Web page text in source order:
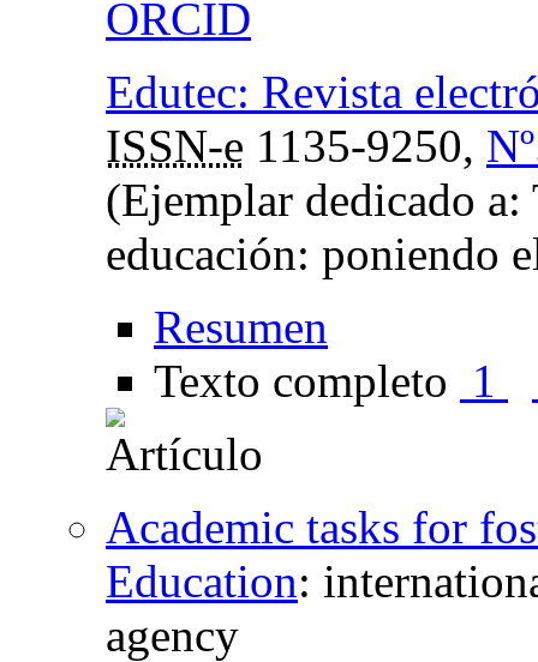
Edutec: Revista
ISSN-e 1135-9250,
(Ejemplar dedicado
educación: poniendo
Resumen
Texto completo 1
Academic tasks for
Education:
agency